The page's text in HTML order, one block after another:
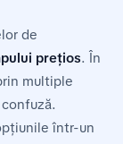
de
prețios. În
multiple
într-un